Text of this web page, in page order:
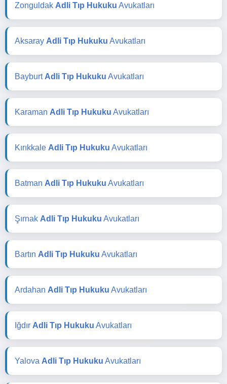
Zonguldak Adli Tıp Hukuku Avukatları
Aksaray Adli Tıp Hukuku Avukatları
Bayburt Adli Tıp Hukuku Avukatları
Karaman Adli Tıp Hukuku Avukatları
Kırıkkale Adli Tıp Hukuku Avukatları
Batman Adli Tıp Hukuku Avukatları
Şırnak Adli Tıp Hukuku Avukatları
Bartın Adli Tıp Hukuku Avukatları
Ardahan Adli Tıp Hukuku Avukatları
Iğdır Adli Tıp Hukuku Avukatları
Yalova Adli Tıp Hukuku Avukatları